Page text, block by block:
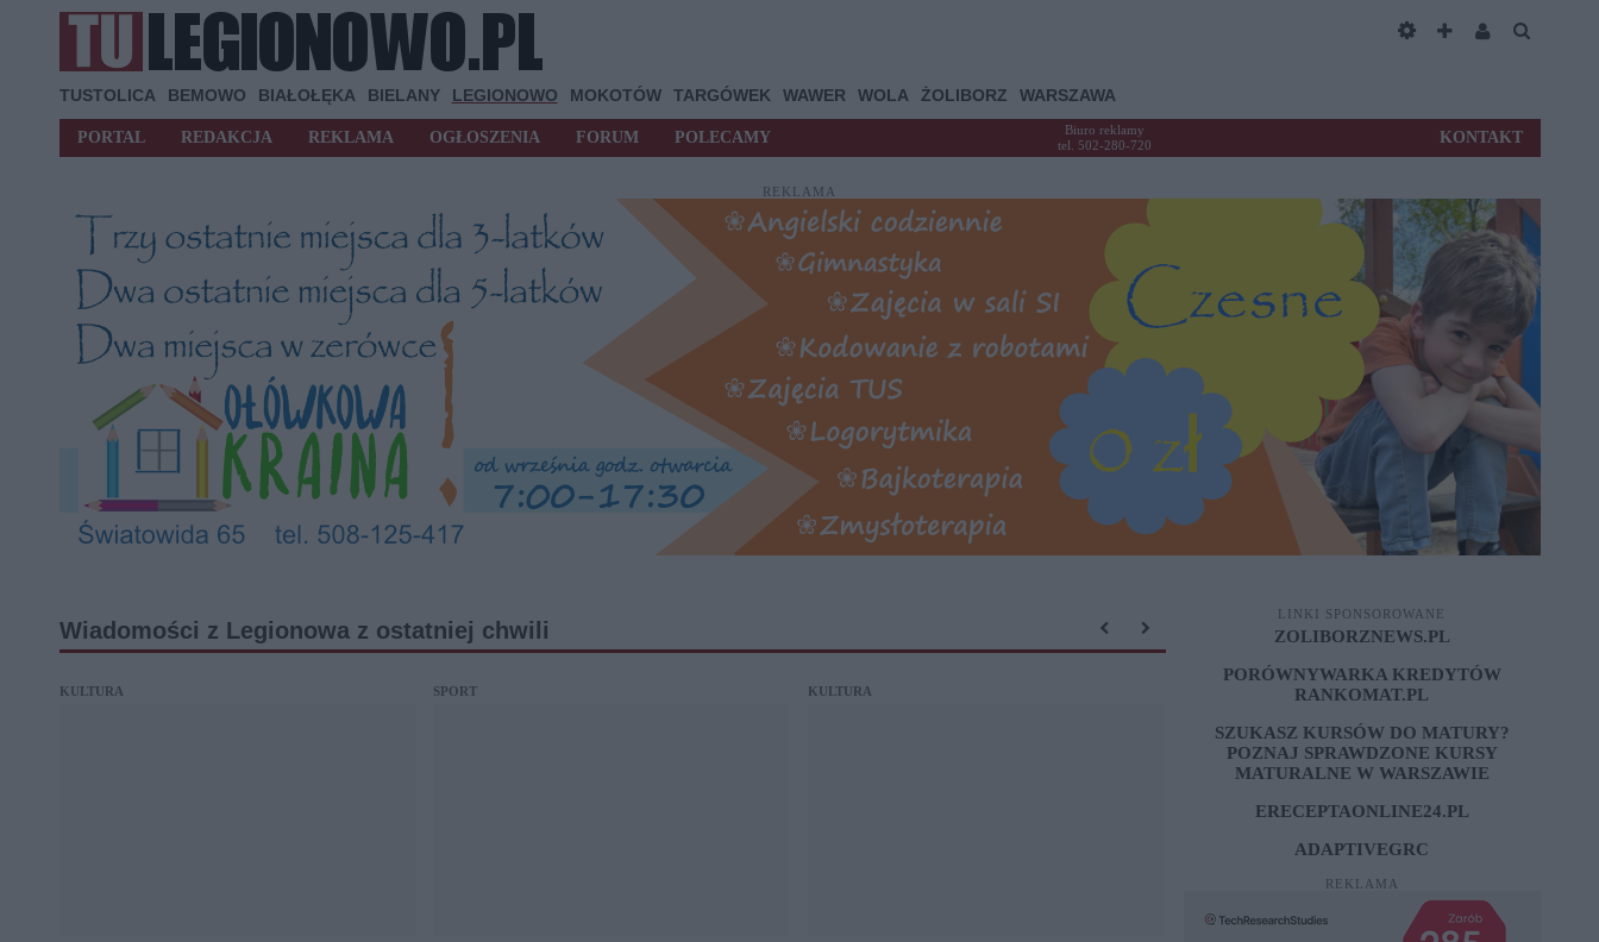
TUSTOLICA BEMOWO BIAŁOŁĘKA BIELANY LEGIONOWO MOKOTÓW TARGÓWEK WAWER WOLA ŻOLIBORZ WARSZAWA
PORTAL REDAKCJA REKLAMA OGŁOSZENIA FORUM POLECAMY
Biuro reklamy
tel. 502-280-720
KONTAKT
REKLAMA
Wiadomości z Legionowa z ostatniej chwili
KULTURA SPORT KULTURA
LINKI SPONSOROWANE
ZOLIBORZNEWS.PL
PORÓWNYWARKA KREDYTÓW
RANKOMAT.PL
SZUKASZ KURSÓW DO MATURY?
POZNAJ SPRAWDZONE KURSY
MATURALNE W WARSZAWIE
ERECEPTAONLINE24.PL
ADAPTIVEGRC
REKLAMA